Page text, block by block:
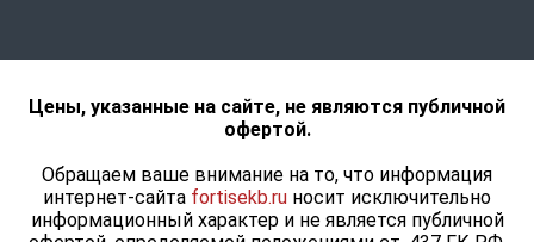
Цены, указанные на сайте, не являются публичной
офертой.
Обращаем ваше внимание на то, что информация
интернет-сайта fortisekb.ru носит исключительно
информационный характер и не является публичной